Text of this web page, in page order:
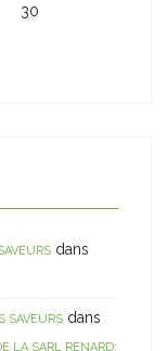
30
dans
SAVEURS dans
LA SARL RENARD: